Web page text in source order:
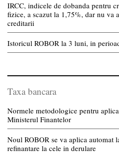
IRCC, indicele de dobanda pentru
fizice, a scazut la 1,75%, dar nu va
creditarii
Istoricul ROBOR la 3 luni, in
Taxa bancara
Normele metodologice pentru
Ministerul Finantelor
Noul ROBOR se va aplica automat
refinantare la cele in derulare